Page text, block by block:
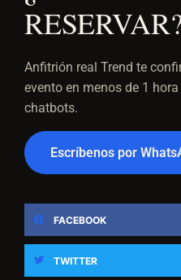
Anfitrión real Trend te
evento en menos de 1
chatbots.
Escríbenos por
FACEBOOK
TWITTER